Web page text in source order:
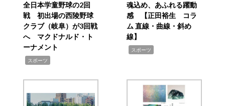
全日本学童野球の2回
戦 初出場の西陵野球
クラブ（岐阜）が3回戦
へ マクドナルド・ト
ーナメント
スポーツ
魂込め、あふれる躍動
感 【正田裕生 コラ
ム 直線・曲線・斜め
線】
スポーツ